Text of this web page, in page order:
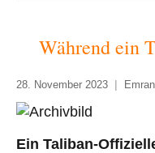
Während ein
28. November 2023
Ein Taliban-